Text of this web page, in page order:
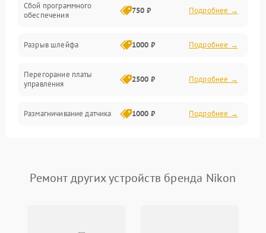
Электропитание
Сбой программного
обеспечения
750 ₽ Подробнее →
Разрыв шлейфа 1000 ₽ Подробнее →
Перегорание платы
управления
2500 ₽ Подробнее →
Размагничивание датчика 1000 ₽ Подробнее →
Неправильная передача
Подробнее →
Ремонт других устройств бренда Nikon